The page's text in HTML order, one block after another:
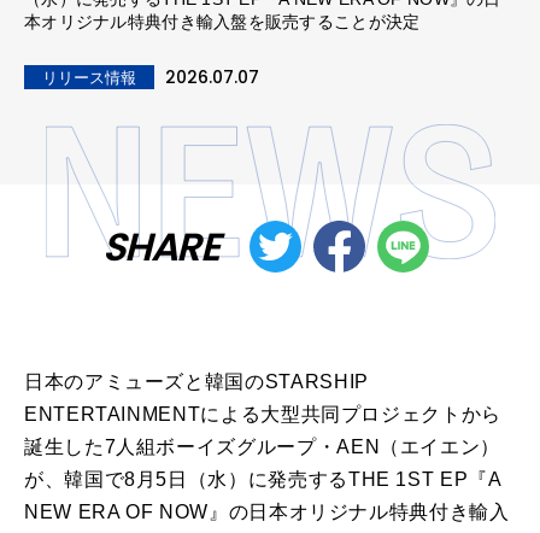
本オリジナル特典付き輸入盤を販売することが決定
リリース情報 2026.07.07
SHARE
日本のアミューズと韓国のSTARSHIP
ENTERTAINMENTによる大型共同プロジェクトから
誕生した7人組ボーイズグループ・AEN（エイエン）
が、韓国で8月5日（水）に発売するTHE 1ST EP『A
NEW ERA OF NOW』の日本オリジナル特典付き輸入